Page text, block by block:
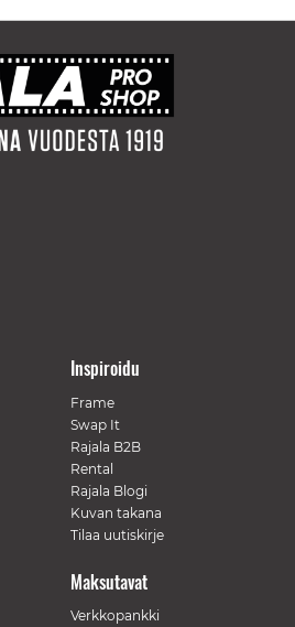
Inspiroidu
Frame
Swap It
Rajala B2B
Rental
Rajala Blogi
Kuvan takana
Tilaa uutiskirje
Maksutavat
Verkkopankki